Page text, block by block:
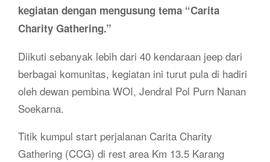
kegiatan dengan mengusung tema “Carita
Charity Gathering.”
Diikuti sebanyak lebih dari 40 kendaraan jeep dari
berbagai komunitas, kegiatan ini turut pula di hadiri
oleh dewan pembina WOI, Jendral Pol Purn Nanan
Soekarna.
Titik kumpul start perjalanan Carita Charity
Gathering (CCG) di rest area Km 13.5 Karang